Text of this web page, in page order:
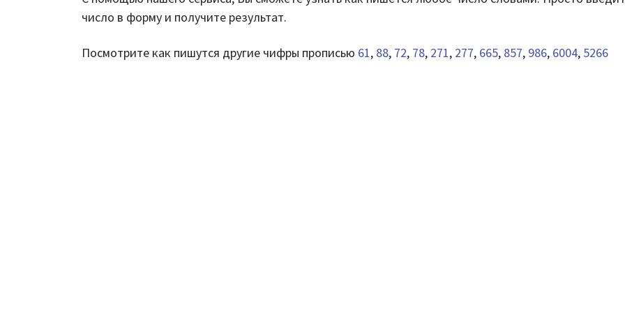
число в форму и получите результат.
Посмотрите как пишутся другие чифры прописью 61, 88, 72, 78, 271, 277, 665, 857, 986, 6004, 5266